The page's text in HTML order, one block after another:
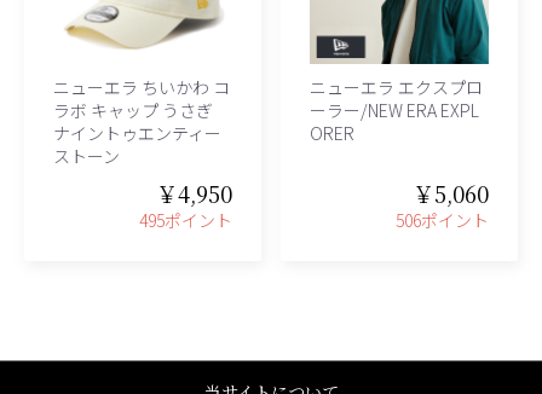
ニューエラ ちいかわ コ
ラボ キャップ うさぎ
ナイントゥエンティー
ストーン
￥4,950
495ポイント
ニューエラ エクスプロ
ーラー/NEW ERA EXPL
ORER
￥5,060
506ポイント